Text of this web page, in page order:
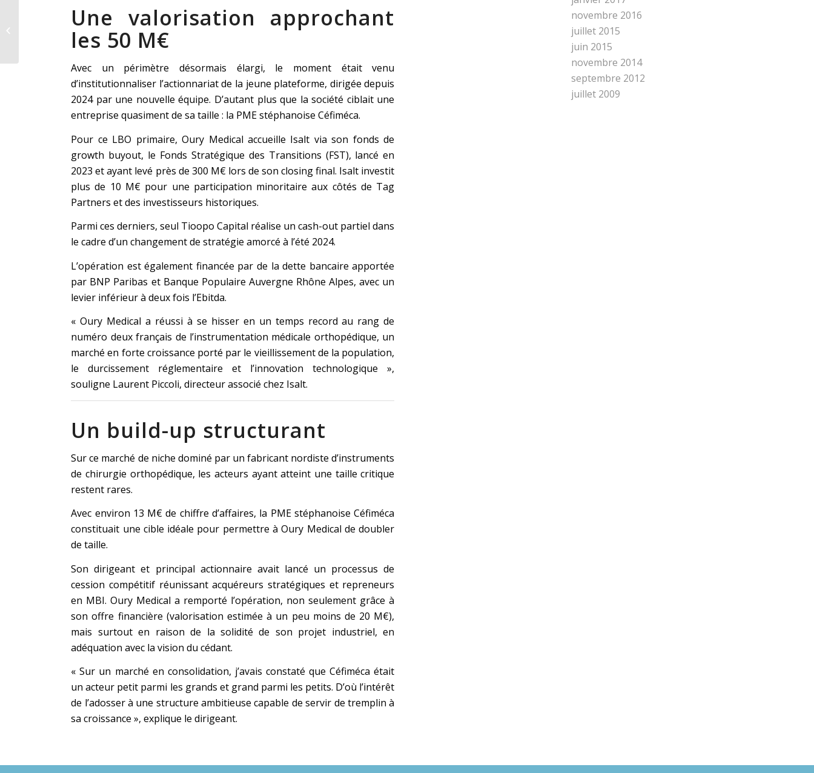
Une valorisation approchant
les 50 M€
Avec un périmètre désormais élargi, le moment était venu
d’institutionnaliser l’actionnariat de la jeune plateforme, dirigée depuis
2024 par une nouvelle équipe. D’autant plus que la société ciblait une
entreprise quasiment de sa taille : la PME stéphanoise Céfiméca.
Pour ce LBO primaire, Oury Medical accueille Isalt via son fonds de
growth buyout, le Fonds Stratégique des Transitions (FST), lancé en
2023 et ayant levé près de 300 M€ lors de son closing final. Isalt investit
plus de 10 M€ pour une participation minoritaire aux côtés de Tag
Partners et des investisseurs historiques.
Parmi ces derniers, seul Tioopo Capital réalise un cash-out partiel dans
le cadre d’un changement de stratégie amorcé à l’été 2024.
L’opération est également financée par de la dette bancaire apportée
par BNP Paribas et Banque Populaire Auvergne Rhône Alpes, avec un
levier inférieur à deux fois l’Ebitda.
« Oury Medical a réussi à se hisser en un temps record au rang de
numéro deux français de l’instrumentation médicale orthopédique, un
marché en forte croissance porté par le vieillissement de la population,
le durcissement réglementaire et l’innovation technologique »,
souligne Laurent Piccoli, directeur associé chez Isalt.
Un build-up structurant
Sur ce marché de niche dominé par un fabricant nordiste d’instruments
de chirurgie orthopédique, les acteurs ayant atteint une taille critique
restent rares.
Avec environ 13 M€ de chiffre d’affaires, la PME stéphanoise Céfiméca
constituait une cible idéale pour permettre à Oury Medical de doubler
de taille.
Son dirigeant et principal actionnaire avait lancé un processus de
cession compétitif réunissant acquéreurs stratégiques et repreneurs
en MBI. Oury Medical a remporté l’opération, non seulement grâce à
son offre financière (valorisation estimée à un peu moins de 20 M€),
mais surtout en raison de la solidité de son projet industriel, en
adéquation avec la vision du cédant.
« Sur un marché en consolidation, j’avais constaté que Céfiméca était
un acteur petit parmi les grands et grand parmi les petits. D’où l’intérêt
de l’adosser à une structure ambitieuse capable de servir de tremplin à
sa croissance », explique le dirigeant.
novembre 2016
juillet 2015
juin 2015
novembre 2014
septembre 2012
juillet 2009
Potomac conseille la